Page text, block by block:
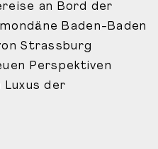
an Bord der
Baden-Baden
Strassburg
Perspektiven
Luxus der